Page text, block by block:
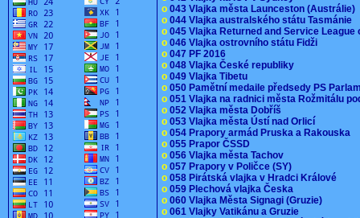
o 043 Vlajka města Launceston (Austrálie)
o 044 Vlajka australského státu Tasmánie
o 045 Vlajka Returned and Service
o 046 Vlajka ostrovního státu Fidži
o 047 PF 2016
o 048 Vlajka České republiky
o 049 Vlajka Tibetu
o 050 Pamětní medaile předsedy PS
o 051 Vlajka na radnici města Rožmitálu
o 052 Vlajka města Dobříš
o 053 Vlajka města Ústí nad Orlicí
o 054 Prapory armád Pruska a Rakouska
o 055 Prapor ČSSD
o 056 Vlajka města Tachov
o 057 Prapory v Poličce (SY)
o 058 Pirátská vlajka v Hradci Králové
o 059 Plechová vlajka Česka
o 060 Vlajka Města Signagi (Gruzie)
o 061 Vlajky Vatikánu a Gruzie